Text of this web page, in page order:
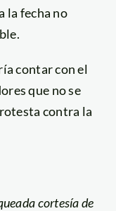
la fecha no
contar con el
que no se
contra la
cortesía de